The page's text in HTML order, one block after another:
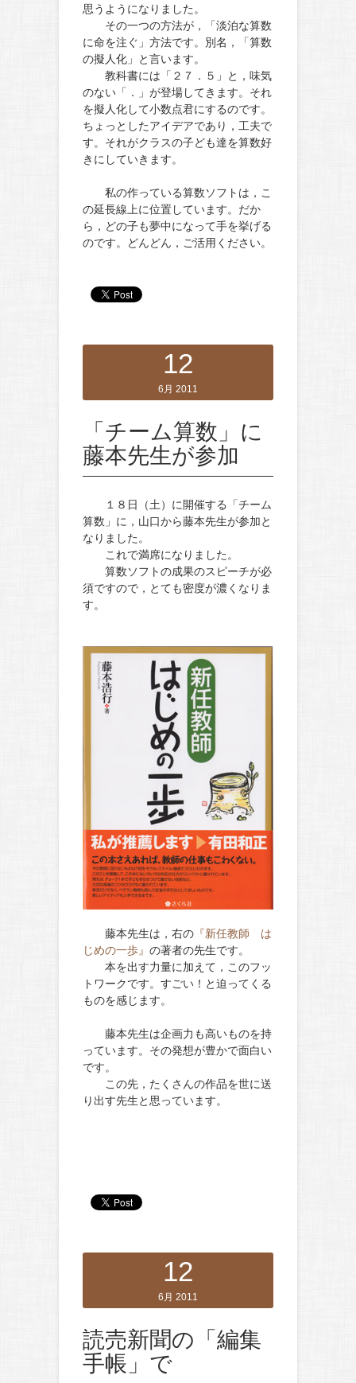
思うようになりました。
その一つの方法が，「淡泊な算数
に命を注ぐ」方法です。別名，「算数
の擬人化」と言います。
教科書には「２７．５」と，味気
のない「．」が登場してきます。それ
を擬人化して小数点君にするのです。
ちょっとしたアイデアであり，工夫で
す。それがクラスの子ども達を算数好
きにしていきます。
私の作っている算数ソフトは，こ
の延長線上に位置しています。だか
ら，どの子も夢中になって手を挙げる
のです。どんどん，ご活用ください。
12
6月 2011
「チーム算数」に
藤本先生が参加
１８日（土）に開催する「チーム
算数」に，山口から藤本先生が参加と
なりました。
これで満席になりました。
算数ソフトの成果のスピーチが必
須ですので，とても密度が濃くなりま
す。
藤本先生は，右の 『新任教師 は
じめの一歩』 の著者の先生です。
本を出す力量に加えて，このフッ
トワークです。すごい！と迫ってくる
ものを感じます。
藤本先生は企画力も高いものを持
っています。その発想が豊かで面白い
です。
この先，たくさんの作品を世に送
り出す先生と思っています。
12
6月 2011
読売新聞の「編集
手帳」で